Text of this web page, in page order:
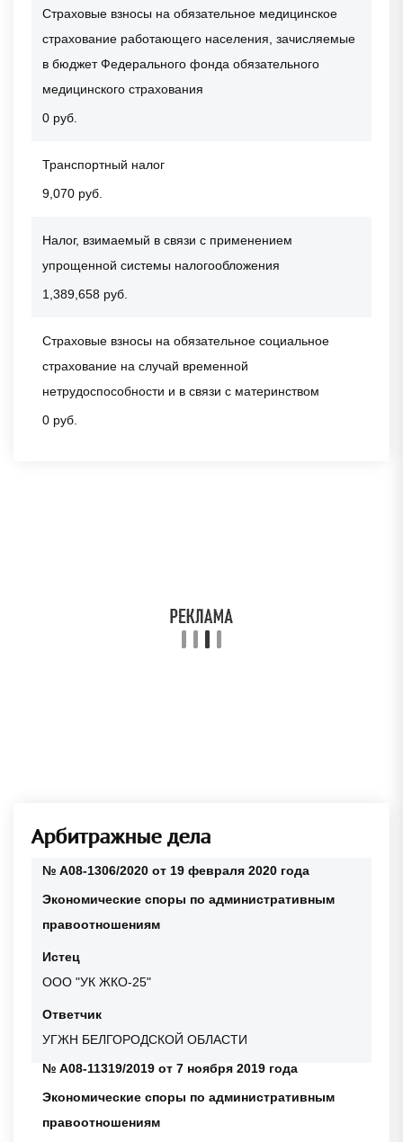
Страховые взносы на обязательное медицинское
страхование работающего населения, зачисляемые
в бюджет Федерального фонда обязательного
медицинского страхования
0 руб.
Транспортный налог
9,070 руб.
Налог, взимаемый в связи с применением
упрощенной системы налогообложения
1,389,658 руб.
Страховые взносы на обязательное социальное
страхование на случай временной
нетрудоспособности и в связи с материнством
0 руб.
Арбитражные дела
№ А08-1306/2020 от 19 февраля 2020 года
Экономические споры по административным
правоотношениям
Истец
ООО "УК ЖКО-25"
Ответчик
УГЖН БЕЛГОРОДСКОЙ ОБЛАСТИ
№ А08-11319/2019 от 7 ноября 2019 года
Экономические споры по административным
правоотношениям